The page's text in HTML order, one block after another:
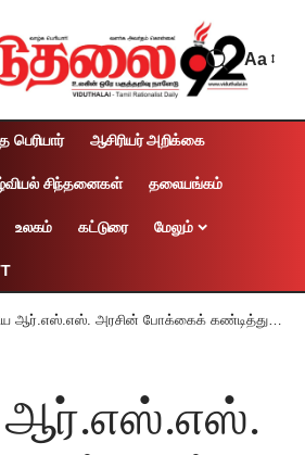
Aa
பெரியார் ஆசிரியர் அறிக்கை
சிந்தனைகள் தலையங்கம்
உலகம் கட்டுரை மேலும்
போக்கைக் கண்டித்து மாபெரும் ஆர்ப்பாட்டம்! சென்னையில் வரும் 18ஆம் தேதி நடத்தப்படும்! அனைத்துக் கட்சித் தலைவர்களையும், தோழர்களையும் அழைக்கிறோம் வாரீர்! வாரீர்!!
ஆர்.எஸ்.எஸ்.